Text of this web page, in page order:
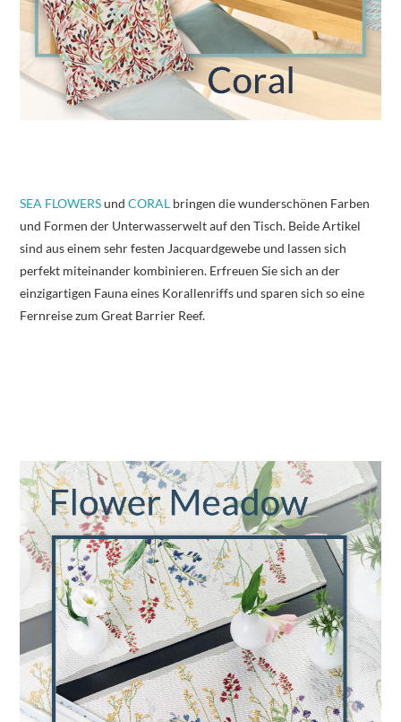
SEA FLOWERSundCORAL bringen die wunderschönen Farben
und Formen der Unterwasserwelt auf den Tisch. Beide Artikel
sind aus einem sehr festen Jacquardgewebe und lassen sich
perfekt miteinander kombinieren. Erfreuen Sie sich an der
einzigartigen Fauna eines Korallenriffs und sparen sich so eine
Fernreise zum Great Barrier Reef.